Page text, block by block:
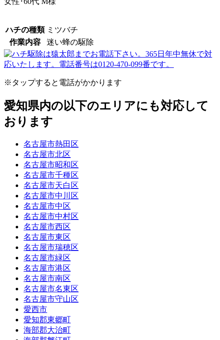
ハチの種類 ミツバチ
作業内容
迷い蜂の駆除
※タップすると電話がかかります
愛知県内の以下のエリアにも対応して
おります
名古屋市熱田区
名古屋市北区
名古屋市昭和区
名古屋市千種区
名古屋市天白区
名古屋市中川区
名古屋市中区
名古屋市中村区
名古屋市西区
名古屋市東区
名古屋市瑞穂区
名古屋市緑区
名古屋市港区
名古屋市南区
名古屋市名東区
名古屋市守山区
愛西市
愛知郡東郷町
海部郡大治町